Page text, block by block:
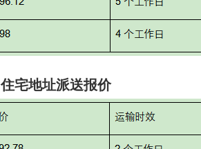
住宅地址派送报价